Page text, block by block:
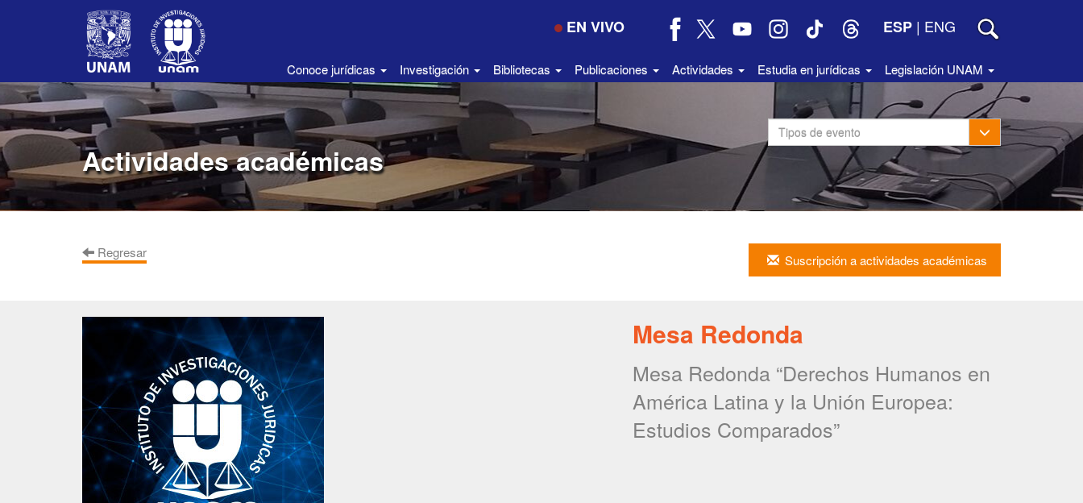
EN VIVO ESP | ENG
Conoce jurídicas Investigación Bibliotecas Publicaciones Actividades Estudia en jurídicas Legislación UNAM
Actividades académicas
Tipos de evento Toggle Dropdown
Regresar Suscripción a actividades académicas
Mesa Redonda
Mesa Redonda “Derechos Humanos en
América Latina y la Unión Europea:
Estudios Comparados”